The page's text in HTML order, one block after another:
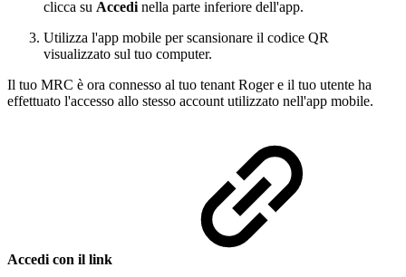
clicca su Accedi nella parte inferiore dell'app.
Utilizza l'app mobile per scansionare il codice QR
visualizzato sul tuo computer.
Il tuo MRC è ora connesso al tuo tenant Roger e il tuo utente ha
effettuato l'accesso allo stesso account utilizzato nell'app mobile.
Accedi con il link